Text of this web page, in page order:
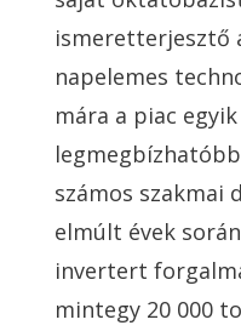
ismeretterjesztő
napelemes
mára a piac
számos szakmai
elmúlt évek
invertert
mintegy 20 000